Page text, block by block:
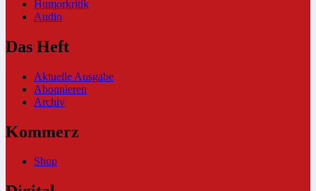
Humorkritik
Audio
Das Heft
Aktuelle Ausgabe
Abonnieren
Archiv
Kommerz
Shop